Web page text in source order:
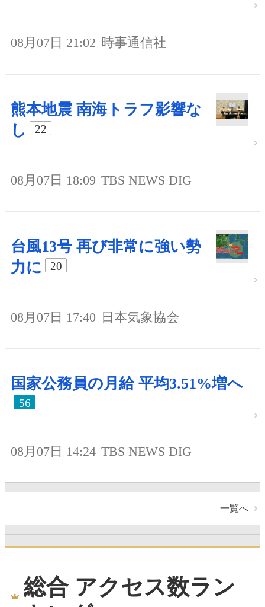
08月07日 21:02 時事通信社
熊本地震 南海トラフ影響な
し
22
08月07日 18:09 TBS NEWS DIG
台風13号 再び非常に強い勢
力に
20
08月07日 17:40 日本気象協会
国家公務員の月給 平均3.51%増へ
56
08月07日 14:24 TBS NEWS DIG
一覧へ
総合 アクセス数ラン